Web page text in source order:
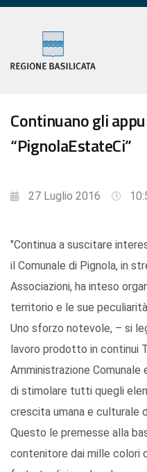
Continuano gli
“PignolaEstateCi”
27 Luglio 2016
"Continua a suscitare
il Comunale di Pignola, in
Associazioni, ha inteso
territorio e le sue
Uno sforzo notevole, – si
lavoro prodotto in continui
Amministrazione Comunale
di stimolare tutti quegli
crescita umana e culturale
Questo le premesse alla
contenitore dai mille colori